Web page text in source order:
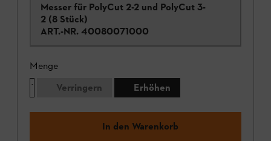
Messer für PolyCut 2-2 und PolyCut 3-
2 (8 Stück)
ART.-NR. 40080071000
Menge
Verringern
Erhöhen
In den Warenkorb